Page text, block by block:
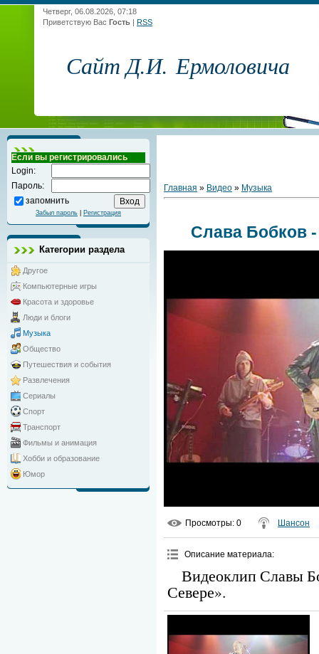
Четверг, 06.08.2026, 07:18
Приветствую Вас Гость | RSS
Сайт Д.И. Ермоловича
Если вы регистрировались
Login:
Пароль:
запомнить
Забыл пароль Регистрация
Категории раздела
Другое
Компьютерные игры
Красота и здоровье
Люди и блоги
Музыка
Общество
Путешествия и события
Развлечения
Сериалы
Спорт
Транспорт
Фильмы и анимация
Хобби и образование
Юмор
Главная » Видео » Музыка
Слава Бобков
Просмотры: 0 Шансон
Описание материала:
Видеоклип Славы
Севере».